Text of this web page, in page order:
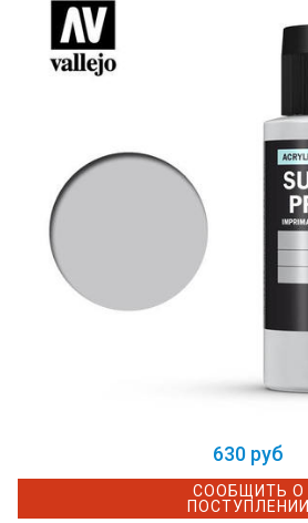
630 руб
СООБЩИТЬ О
ПОСТУПЛЕНИИ